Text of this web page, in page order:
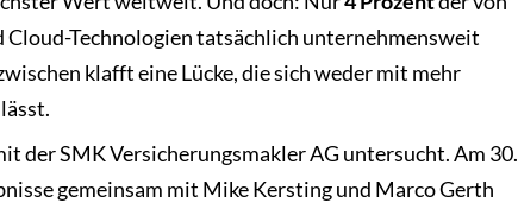
Technologien tatsächlich unternehmensweit
klafft eine Lücke, die sich weder mit mehr
der SMK Versicherungsmakler AG untersucht. Am 30.
gemeinsam mit Mike Kersting und Marco Gerth